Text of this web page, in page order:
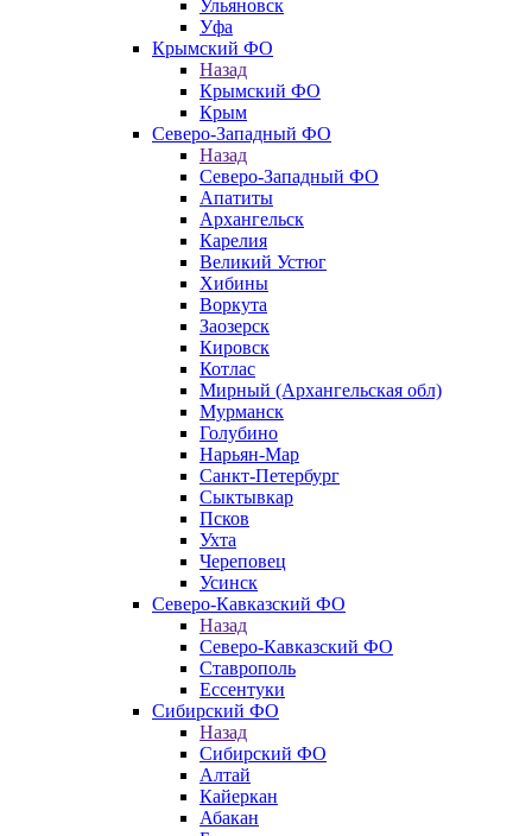
Ульяновск
Уфа
Крымский ФО
Назад
Крымский ФО
Крым
Северо-Западный ФО
Назад
Северо-Западный ФО
Апатиты
Архангельск
Карелия
Великий Устюг
Хибины
Воркута
Заозерск
Кировск
Котлас
Мирный (Архангельская обл)
Мурманск
Голубино
Нарьян-Мар
Санкт-Петербург
Сыктывкар
Псков
Ухта
Череповец
Усинск
Северо-Кавказский ФО
Назад
Северо-Кавказский ФО
Ставрополь
Ессентуки
Сибирский ФО
Назад
Сибирский ФО
Алтай
Кайеркан
Абакан